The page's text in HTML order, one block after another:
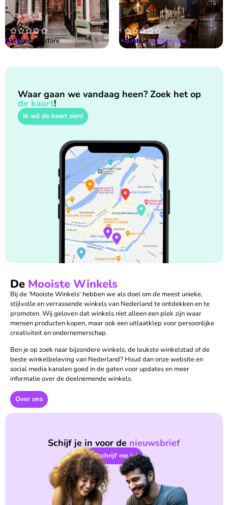

Cadeaus
Aaf concept store

Interieur en Decoratie
Le Rideau
Waar gaan we vandaag heen? Zoek het op
de kaart!
Ik wil de kaart zien!
De Mooiste Winkels
Bij de ‘Mooiste Winkels’ hebben we als doel om de meest unieke,
stijlvolle en verrassende winkels van Nederland te ontdekken en te
promoten. Wij geloven dat winkels niet alleen een plek zijn waar
mensen producten kopen, maar ook een uitlaatklep voor persoonlijke
creativiteit en ondernemerschap.
Ben je op zoek naar bijzondere winkels, de leukste winkelstad of de
beste winkelbeleving van Nederland? Houd dan onze website en
social media kanalen goed in de gaten voor updates en meer
informatie over de deelnemende winkels.
Over ons
Schijf je in voor de nieuwsbrief
Ik schrijf me in!